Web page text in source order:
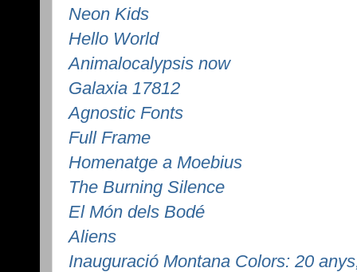
Neon Kids
Hello World
Animalocalypsis now
Galaxia 17812
Agnostic Fonts
Full Frame
Homenatge a Moebius
The Burning Silence
El Món dels Bodé
Aliens
Inauguració Montana Colors: 20